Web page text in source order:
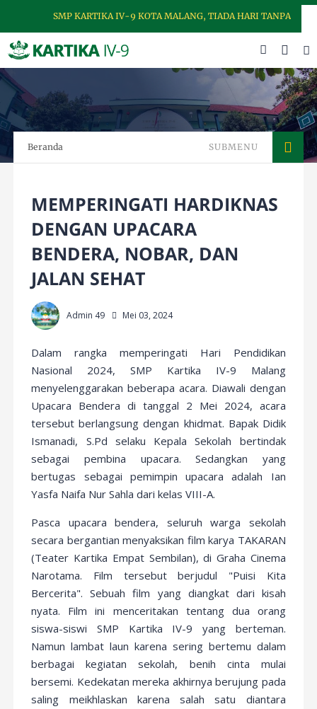
SMP KARTIKA IV-9 KOTA MALANG, TIADA HARI TANPA DISIPLIN
Beranda SUBMENU
MEMPERINGATI HARDIKNAS
DENGAN UPACARA
BENDERA, NOBAR, DAN
JALAN SEHAT
Admin 49 Mei 03, 2024
Dalam rangka memperingati Hari Pendidikan
Nasional 2024, SMP Kartika IV-9 Malang
menyelenggarakan beberapa acara. Diawali dengan
Upacara Bendera di tanggal 2 Mei 2024, acara
tersebut berlangsung dengan khidmat. Bapak Didik
Ismanadi, S.Pd selaku Kepala Sekolah bertindak
sebagai pembina upacara. Sedangkan yang
bertugas sebagai pemimpin upacara adalah Ian
Yasfa Naifa Nur Sahla dari kelas VIII-A.
Pasca upacara bendera, seluruh warga sekolah
secara bergantian menyaksikan film karya TAKARAN
(Teater Kartika Empat Sembilan), di Graha Cinema
Narotama. Film tersebut berjudul "Puisi Kita
Bercerita". Sebuah film yang diangkat dari kisah
nyata. Film ini menceritakan tentang dua orang
siswa-siswi SMP Kartika IV-9 yang berteman.
Namun lambat laun karena sering bertemu dalam
berbagai kegiatan sekolah, benih cinta mulai
bersemi. Kedekatan mereka akhirnya berujung pada
saling meikhlaskan karena salah satu diantara